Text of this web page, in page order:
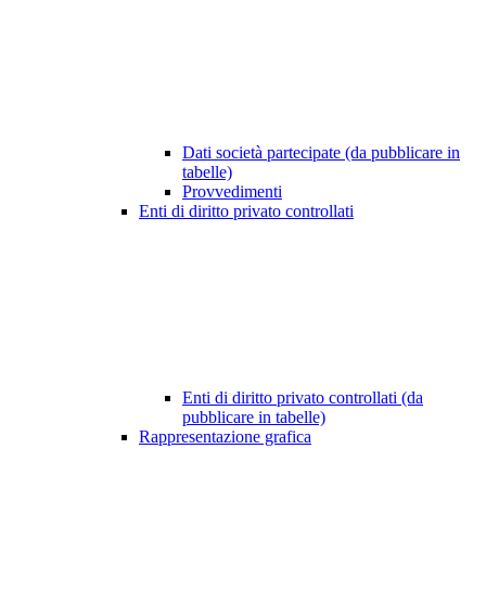
Dati società partecipate (da pubblicare in
tabelle)
Provvedimenti
Enti di diritto privato controllati
Enti di diritto privato controllati (da
pubblicare in tabelle)
Rappresentazione grafica